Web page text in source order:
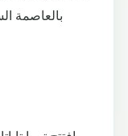
بالعاصمة